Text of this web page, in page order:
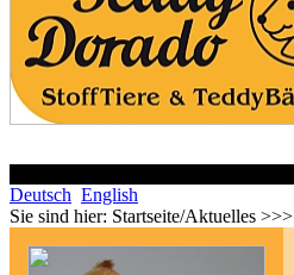
Deutsch English
Sie sind hier: Startseite/Aktuelles